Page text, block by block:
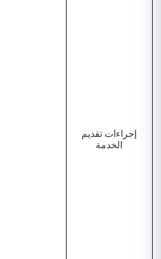
إجراءات تقديم
الخدمة